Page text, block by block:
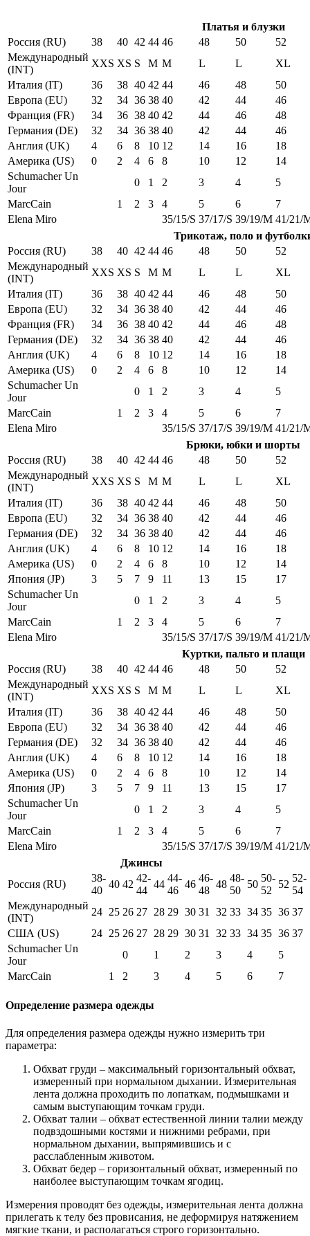
Платья и блузки
Россия (RU)
38 40 42 44 46 48 50
52
Международный
(INT)
XXS XS S M M L L
XL
Италия (IT)
36 38 40 42 44 46 48
50
Европа (EU)
32 34 36 38 40 42 44
46
Франция (FR)
34 36 38 40 42 44 46
48
Германия (DE)
32 34 36 38 40 42 44
46
Англия (UK)
4 6 8 10 12 14 16
18
Америка (US)
0 2 4 6 8 10 12
14
Schumacher Un
Jour
0 1 2 3 4
5
MarcCain
1 2 3 4 5 6
7
Elena Miro
35/15/S 37/17/S 39/19/M 41/21/
Трикотаж, поло и
Россия (RU)
38 40 42 44 46 48 50
52
Международный
(INT)
XXS XS S M M L L
XL
Италия (IT)
36 38 40 42 44 46 48
50
Европа (EU)
32 34 36 38 40 42 44
46
Франция (FR)
34 36 38 40 42 44 46
48
Германия (DE)
32 34 36 38 40 42 44
46
Англия (UK)
4 6 8 10 12 14 16
18
Америка (US)
0 2 4 6 8 10 12
14
Schumacher Un
Jour
0 1 2 3 4
5
MarcCain
1 2 3 4 5 6
7
Elena Miro
35/15/S 37/17/S 39/19/M 41/21/
Брюки, юбки и шорты
Россия (RU)
38 40 42 44 46 48 50
52
Международный
(INT)
XXS XS S M M L L
XL
Италия (IT)
36 38 40 42 44 46 48
50
Европа (EU)
32 34 36 38 40 42 44
46
Германия (DE)
32 34 36 38 40 42 44
46
Англия (UK)
4 6 8 10 12 14 16
18
Америка (US)
0 2 4 6 8 10 12
14
Япония (JP)
3 5 7 9 11 13 15
17
Schumacher Un
Jour
0 1 2 3 4
5
MarcCain
1 2 3 4 5 6
7
Elena Miro
35/15/S 37/17/S 39/19/M 41/21/
Куртки, пальто и плащи
Россия (RU)
38 40 42 44 46 48 50
52
Международный
(INT)
XXS XS S M M L L
XL
Италия (IT)
36 38 40 42 44 46 48
50
Европа (EU)
32 34 36 38 40 42 44
46
Германия (DE)
32 34 36 38 40 42 44
46
Англия (UK)
4 6 8 10 12 14 16
18
Америка (US)
0 2 4 6 8 10 12
14
Япония (JP)
3 5 7 9 11 13 15
17
Schumacher Un
Jour
0 1 2 3 4
5
MarcCain
1 2 3 4 5 6
7
Elena Miro
35/15/S 37/17/S 39/19/M 41/21/
Джинсы
Россия (RU)
38-
40
40 42
42-
44
44
44-
46
46
46-
48
48
48-
50
50
50-
52
52
52-
54
Международный
(INT)
24 25 26 27 28 29 30 31 32 33 34 35 36 37
США (US)
24 25 26 27 28 29 30 31 32 33 34 35 36 37
Schumacher Un
Jour
0 1 2 3 4
5
MarcCain
1 2 3 4 5 6 7
Определение размера одежды
Для определения размера одежды нужно измерить три
параметра:
Обхват груди – максимальный горизонтальный обхват,
измеренный при нормальном дыхании. Измерительная
лента должна проходить по лопаткам, подмышками и
самым выступающим точкам груди.
Обхват талии – обхват естественной линии талии между
подвздошными костями и нижними ребрами, при
нормальном дыхании, выпрямившись и с
расслабленным животом.
Обхват бедер – горизонтальный обхват, измеренный по
наиболее выступающим точкам ягодиц.
Измерения проводят без одежды, измерительная лента должна
прилегать к телу без провисания, не деформируя натяжением
мягкие ткани, и располагаться строго горизонтально.